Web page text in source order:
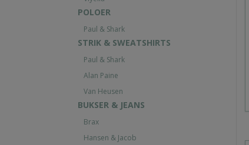
POLOER
Paul & Shark
STRIK & SWEATSHIRTS
Paul & Shark
Alan Paine
Van Heusen
BUKSER & JEANS
Brax
Hansen & Jacob